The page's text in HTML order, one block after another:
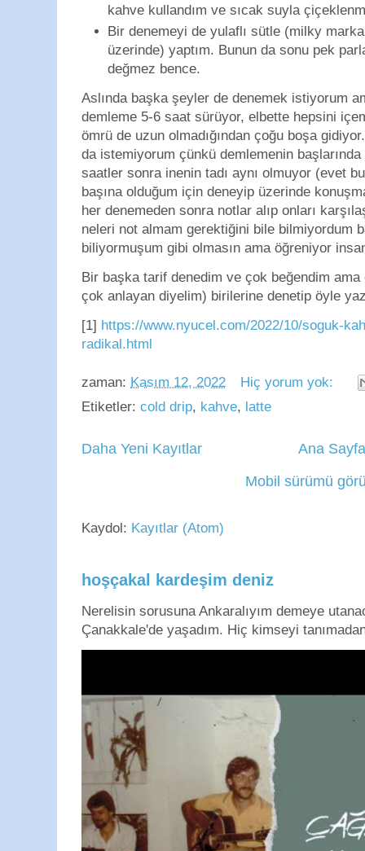
kahve kullandım ve sıcak suyla
Bir denemeyi de yulaflı sütle (milky
üzerinde) yaptım. Bunun da sonu pek
değmez bence.
Aslında başka şeyler de denemek istiyorum
demleme 5-6 saat sürüyor, elbette hepsini
ömrü de uzun olmadığından çoğu boşa
da istemiyorum çünkü demlemenin başlarında
saatler sonra inenin tadı aynı olmuyor (evet
başına olduğum için deneyip üzerinde
her denemeden sonra notlar alıp onları
neleri not almam gerektiğini bile bilmiyordum
biliyormuşum gibi olmasın ama öğreniyor
Bir başka tarif denedim ve çok beğendim
çok anlayan diyelim) birilerine denetip öyle
[1] https://www.nyucel.com/2022/10/soguk-
radikal.html
zaman: Kasım 12, 2022
Hiç yorum yok:
Etiketler: cold drip, kahve, latte
Daha Yeni Kayıtlar
Ana
Mobil sürümü
Kaydol: Kayıtlar (Atom)
hoşçakal kardeşim deniz
Nerelisin sorusuna Ankaralıyım demeye
Çanakkale'de yaşadım. Hiç kimseyi